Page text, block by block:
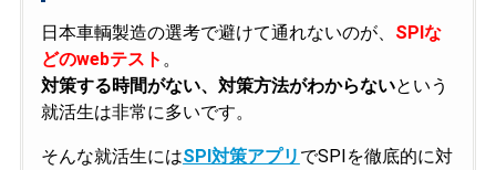
日本車輌製造の選考で避けて通れないのが、 SPIな
どのwebテスト 。
対策する時間がない、対策方法がわからないという
就活生は非常に多いです。
そんな就活生にはSPI対策アプリ でSPIを徹底的に対